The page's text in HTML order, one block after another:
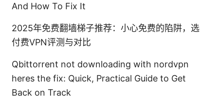
And How To Fix It
2025年免费翻墙梯子推荐：小心免费的陷阱，选
付费VPN评测与对比
Qbittorrent not downloading with nordvpn
heres the fix: Quick, Practical Guide to Get
Back on Track